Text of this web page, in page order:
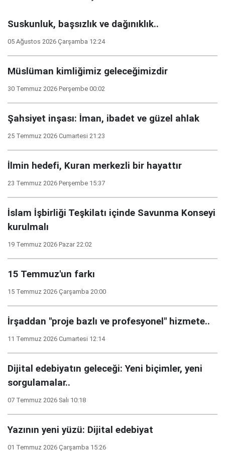
Suskunluk, başsızlık ve dağınıklık..
05 Ağustos 2026 Çarşamba 12:24
Müslüman kimliğimiz geleceğimizdir
30 Temmuz 2026 Perşembe 00:02
Şahsiyet inşası: İman, ibadet ve güzel ahlak
25 Temmuz 2026 Cumartesi 21:23
İlmin hedefi, Kuran merkezli bir hayattır
23 Temmuz 2026 Perşembe 15:37
İslam İşbirliği Teşkilatı içinde Savunma Konseyi
kurulmalı
19 Temmuz 2026 Pazar 22:02
15 Temmuz'un farkı
15 Temmuz 2026 Çarşamba 20:00
İrşaddan "proje bazlı ve profesyonel" hizmete..
11 Temmuz 2026 Cumartesi 12:14
Dijital edebiyatın geleceği: Yeni biçimler, yeni
sorgulamalar..
07 Temmuz 2026 Salı 10:18
Yazının yeni yüzü: Dijital edebiyat
01 Temmuz 2026 Çarşamba 15:26